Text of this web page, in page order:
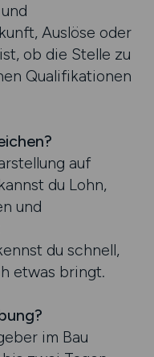
Auslöse oder
ob die Stelle zu
Qualifikationen
auf
du Lohn,
und
du schnell,
etwas bringt.
im Bau